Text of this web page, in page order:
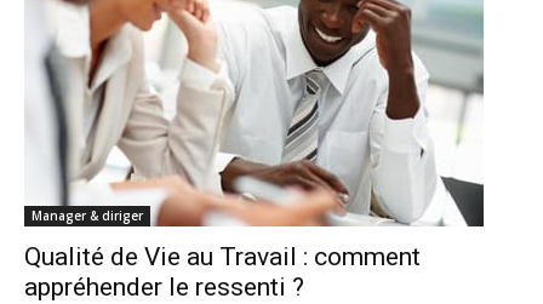
Manager & diriger
Qualité de Vie au Travail : comment
appréhender le ressenti ?